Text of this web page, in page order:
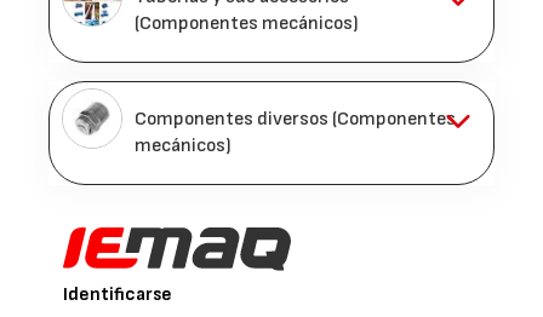
(Componentes mecánicos)
Componentes diversos (Componentes
mecánicos)
Identificarse